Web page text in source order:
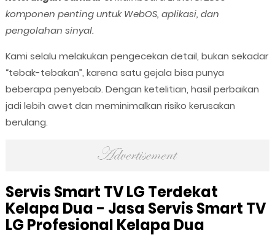
komponen penting untuk WebOS, aplikasi, dan
pengolahan sinyal.
Kami selalu melakukan pengecekan detail, bukan sekadar
“tebak-tebakan”, karena satu gejala bisa punya
beberapa penyebab. Dengan ketelitian, hasil perbaikan
jadi lebih awet dan meminimalkan risiko kerusakan
berulang.
Servis Smart TV LG Terdekat
Kelapa Dua - Jasa Servis Smart TV
LG Profesional Kelapa Dua